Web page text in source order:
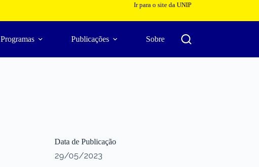
Ir para o site da UNIP
Programas Publicações Sobre
Data de Publicação
29/05/2023